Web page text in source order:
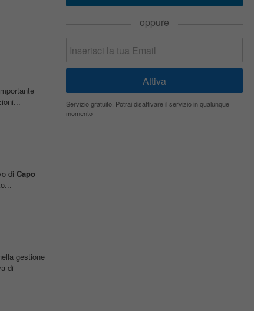
di Capo
gestione
di
oppure
Servizio gratuito. Potrai disattivare il servizio in qualunque
momento